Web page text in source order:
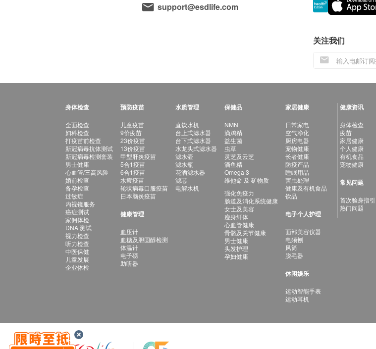
support@esdlife.com
关注我们
身体检查
全面检查
妇科检查
打疫苗前检查
新冠病毒抗体测试
新冠病毒检测套装
男士健康
心血管/三高风险
婚前检查
备孕检查
过敏症
内视镜服务
癌症测试
家佣体检
DNA 测试
视力检查
听力检查
中医保健
儿童发展
企业体检
预防疫苗
儿童疫苗
9价疫苗
23价疫苗
13价疫苗
甲型肝炎疫苗
5合1疫苗
6合1疫苗
水痘疫苗
轮状病毒口服疫苗
日本脑炎疫苗
健康管理
血压计
血糖及胆固醇检测
体温计
电子磅
助听器
水质管理
直饮水机
台上式滤水器
台下式滤水器
水龙头式滤水器
滤水壶
滤水瓶
花洒滤水器
滤芯
电解水机
保健品
NMN
滴鸡精
益生菌
虫草
灵芝及云芝
滴鱼精
Omega 3
维他命 及 矿物质
强化免疫力
肠道及消化系统健康
女士及美容
瘦身纤体
心血管健康
骨骼及关节健康
男士健康
头发护理
孕妇健康
家居健康
日常家电
空气净化
厨房电器
宠物健康
长者健康
防疫产品
睡眠用品
害虫处理
健康及有机食品
饮品
电子个人护理
面部美容仪器
电须刨
风筒
脱毛器
休闲娱乐
运动智能手表
运动耳机
健康资讯
身体检查
疫苗
家居健康
个人健康
有机食品
宠物健康
常见问题
首次验身指引
热门问题